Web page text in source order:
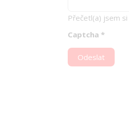
Přečetl(a) jsem
Captcha *
Odeslat